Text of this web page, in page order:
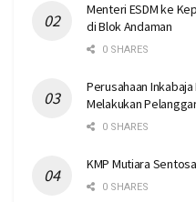
Menteri ESDM ke
di Blok Andaman
0 SHARES
Perusahaan
Melakukan
0 SHARES
KMP Mutiara
0 SHARES